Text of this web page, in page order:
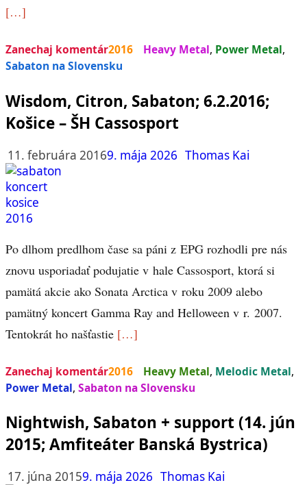
[…]
Zanechaj komentár2016 Heavy Metal, Power Metal,
Sabaton na Slovensku
Wisdom, Citron, Sabaton; 6.2.2016;
Košice – ŠH Cassosport
11. februára 20169. mája 2026 Thomas Kai
Po dlhom predlhom čase sa páni z EPG rozhodli pre nás
znovu usporiadať podujatie v hale Cassosport, ktorá si
pamätá akcie ako Sonata Arctica v roku 2009 alebo
pamätný koncert Gamma Ray and Helloween v r. 2007.
Tentokrát ho našťastie […]
Zanechaj komentár2016 Heavy Metal, Melodic Metal,
Power Metal, Sabaton na Slovensku
Nightwish, Sabaton + support (14. jún
2015; Amfiteáter Banská Bystrica)
17. júna 20159. mája 2026 Thomas Kai